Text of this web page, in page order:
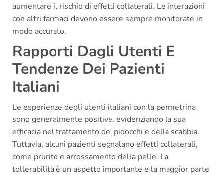
aumentare il rischio di effetti collaterali. Le interazioni
con altri farmaci devono essere sempre monitorate in
modo accurato.
Rapporti Dagli Utenti E
Tendenze Dei Pazienti
Italiani
Le esperienze degli utenti italiani con la permetrina
sono generalmente positive, evidenziando la sua
efficacia nel trattamento dei pidocchi e della scabbia.
Tuttavia, alcuni pazienti segnalano effetti collaterali,
come prurito e arrossamento della pelle. La
tollerabilità è un aspetto importante e la maggior parte